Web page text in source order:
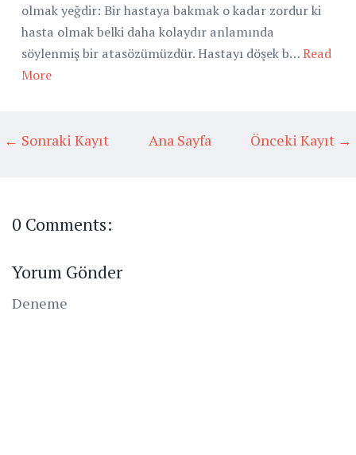
olmak yeğdir: Bir hastaya bakmak o kadar zordur ki
hasta olmak belki daha kolaydır anlamında
söylenmiş bir atasözümüzdür. Hastayı döşek b…Read
More
← Sonraki Kayıt Önceki Kayıt →
Ana Sayfa
0 Comments:
Yorum Gönder
Deneme